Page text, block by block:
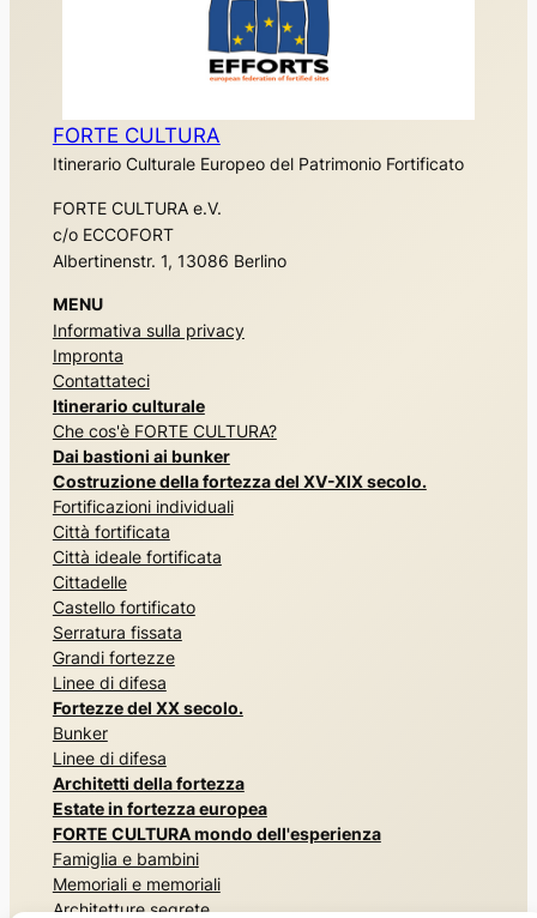
FORTE CULTURA
Itinerario Culturale Europeo del Patrimonio Fortificato
FORTE CULTURA e.V.
c/o ECCOFORT
Albertinenstr. 1, 13086 Berlino
MENU
Informativa sulla privacy
Impronta
Contattateci
Itinerario culturale
Che cos'è FORTE CULTURA?
Dai bastioni ai bunker
Costruzione della fortezza del XV-XIX secolo.
Fortificazioni individuali
Città fortificata
Città ideale fortificata
Cittadelle
Castello fortificato
Serratura fissata
Grandi fortezze
Linee di difesa
Fortezze del XX secolo.
Bunker
Linee di difesa
Architetti della fortezza
Estate in fortezza europea
FORTE CULTURA mondo dell'esperienza
Famiglia e bambini
Memoriali e memoriali
Architetture segrete